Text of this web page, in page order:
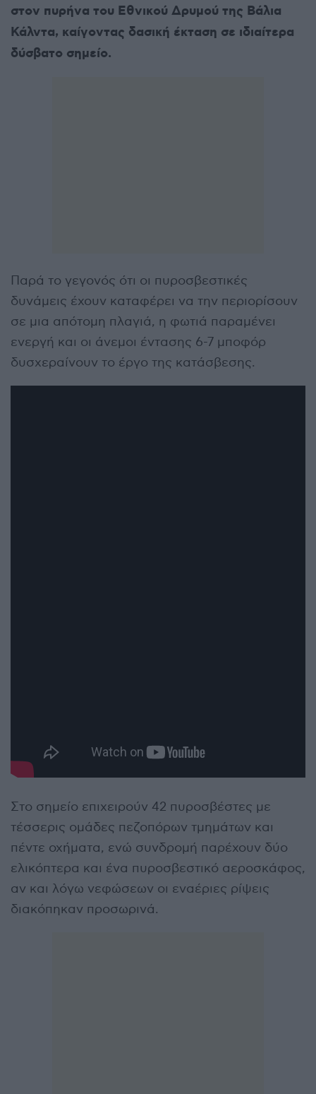
στον πυρήνα του Εθνικού Δρυμού της Βάλια
Κάλντα, καίγοντας δασική έκταση σε ιδιαίτερα
δύσβατο σημείο.
Παρά το γεγονός ότι οι πυροσβεστικές
δυνάμεις έχουν καταφέρει να την περιορίσουν
σε μια απότομη πλαγιά, η φωτιά παραμένει
ενεργή και οι άνεμοι έντασης 6-7 μποφόρ
δυσχεραίνουν το έργο της κατάσβεσης.
Στο σημείο επιχειρούν 42 πυροσβέστες με
τέσσερις ομάδες πεζοπόρων τμημάτων και
πέντε οχήματα, ενώ συνδρομή παρέχουν δύο
ελικόπτερα και ένα πυροσβεστικό αεροσκάφος,
αν και λόγω νεφώσεων οι εναέριες ρίψεις
διακόπηκαν προσωρινά.